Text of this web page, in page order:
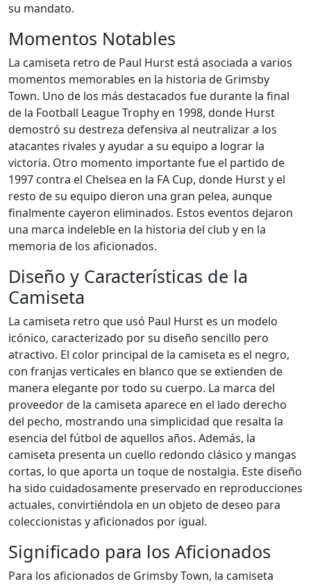
su mandato.
Momentos Notables
La camiseta retro de Paul Hurst está asociada a varios
momentos memorables en la historia de Grimsby
Town. Uno de los más destacados fue durante la final
de la Football League Trophy en 1998, donde Hurst
demostró su destreza defensiva al neutralizar a los
atacantes rivales y ayudar a su equipo a lograr la
victoria. Otro momento importante fue el partido de
1997 contra el Chelsea en la FA Cup, donde Hurst y el
resto de su equipo dieron una gran pelea, aunque
finalmente cayeron eliminados. Estos eventos dejaron
una marca indeleble en la historia del club y en la
memoria de los aficionados.
Diseño y Características de la
Camiseta
La camiseta retro que usó Paul Hurst es un modelo
icónico, caracterizado por su diseño sencillo pero
atractivo. El color principal de la camiseta es el negro,
con franjas verticales en blanco que se extienden de
manera elegante por todo su cuerpo. La marca del
proveedor de la camiseta aparece en el lado derecho
del pecho, mostrando una simplicidad que resalta la
esencia del fútbol de aquellos años. Además, la
camiseta presenta un cuello redondo clásico y mangas
cortas, lo que aporta un toque de nostalgia. Este diseño
ha sido cuidadosamente preservado en reproducciones
actuales, convirtiéndola en un objeto de deseo para
coleccionistas y aficionados por igual.
Significado para los Aficionados
Para los aficionados de Grimsby Town, la camiseta